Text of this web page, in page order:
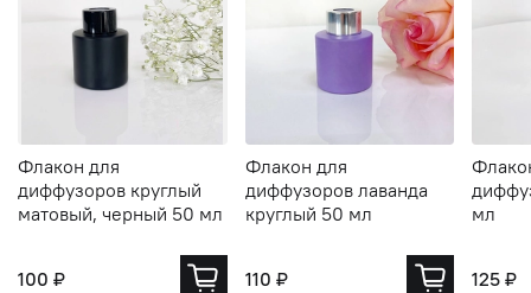
Флакон для
диффузоров круглый
матовый, черный 50 мл
100 ₽
Флакон для
диффузоров лаванда
круглый 50 мл
110 ₽
мл
125 ₽